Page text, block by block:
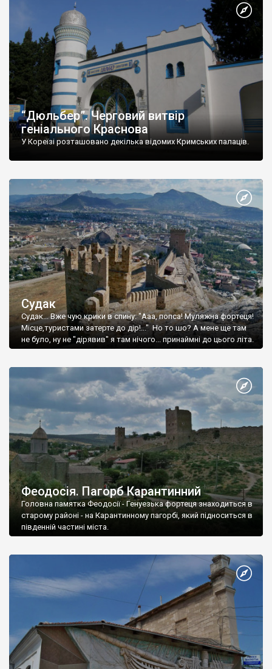
“Дюльбер”. Черговий витвір
геніального Краснова
У Кореїзі розташовано декілька відомих Кримських палаців.
Судак
Судак... Вже чую крики в спину: "Ааа, попса! Муляжна фортеця!
Місце,туристами затерте до дір!..." Но то шо? А мене ще там
не було, ну не "дірявив" я там нічого... принаймні до цього літа.
Феодосія. Пагорб Карантинний
Головна памятка Феодосії - Генуезька фортеця знаходиться в
старому районі - на Карантинному пагорбі, який підноситься в
південній частині міста.